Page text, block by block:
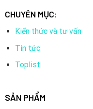
CHUYÊN MỤC:
Kiến thức và tư vấn
Tin tức
Toplist
SẢN PHẨM